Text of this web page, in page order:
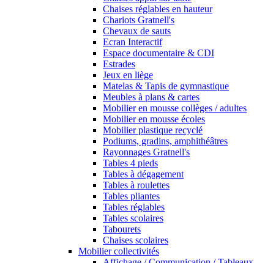
Chaises réglables en hauteur
Chariots Gratnell's
Chevaux de sauts
Ecran Interactif
Espace documentaire & CDI
Estrades
Jeux en liège
Matelas & Tapis de gymnastique
Meubles à plans & cartes
Mobilier en mousse collèges / adultes
Mobilier en mousse écoles
Mobilier plastique recyclé
Podiums, gradins, amphithéâtres
Rayonnages Gratnell's
Tables 4 pieds
Tables à dégagement
Tables à roulettes
Tables pliantes
Tables réglables
Tables scolaires
Tabourets
Chaises scolaires
Mobilier collectivités